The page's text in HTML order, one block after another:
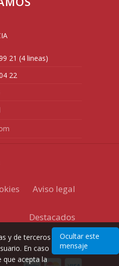
y de terceros
En caso
que acepta la
Ocultar este
mensaje
21 (4 lineas)
22
Aviso legal
Destacados